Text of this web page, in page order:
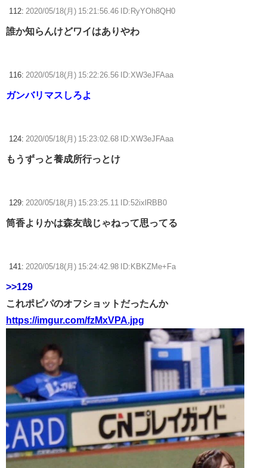
112: 2020/05/18(月) 15:21:56.46 ID:RyYOh8QH0
誰か知らんけどワイはありやわ
116: 2020/05/18(月) 15:22:26.56 ID:XW3eJFAaa
ガンバリマスしろよ
124: 2020/05/18(月) 15:23:02.68 ID:XW3eJFAaa
もうずっと養成所行っとけ
129: 2020/05/18(月) 15:23:25.11 ID:52ixlRBB0
筒香よりかは森友哉じゃねって思ってる
141: 2020/05/18(月) 15:24:42.98 ID:KBKZMe+Fa
>>129
これポピパのオフショットだったんか
https://imgur.com/fzMxVPA.jpg